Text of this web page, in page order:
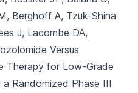
Berghoff A, Tzuk-Shina
J, Lacombe DA,
Versus
Therapy for Low-Grade
Randomized Phase III